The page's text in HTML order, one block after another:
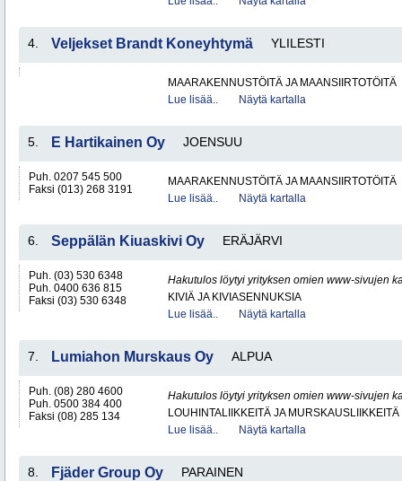
4. Veljekset Brandt Koneyhtymä YLILESTI
MAARAKENNUSTÖITÄ JA MAANSIIRTOTÖITÄ
Lue lisää..
Näytä kartalla
5. E Hartikainen Oy JOENSUU
Puh. 0207 545 500
Faksi (013) 268 3191
MAARAKENNUSTÖITÄ JA MAANSIIRTOTÖITÄ
Lue lisää..
Näytä kartalla
6. Seppälän Kiuaskivi Oy ERÄJÄRVI
Puh. (03) 530 6348
Puh. 0400 636 815
Faksi (03) 530 6348
Hakutulos löytyi yrityksen omien www-sivujen
KIVIÄ JA KIVIASENNUKSIA
Lue lisää..
Näytä kartalla
7. Lumiahon Murskaus Oy ALPUA
Puh. (08) 280 4600
Puh. 0500 384 400
Faksi (08) 285 134
Hakutulos löytyi yrityksen omien www-sivujen
LOUHINTALIIKKEITÄ JA MURSKAUSLIIKKEITÄ
Lue lisää..
Näytä kartalla
8. Fjäder Group Oy PARAINEN